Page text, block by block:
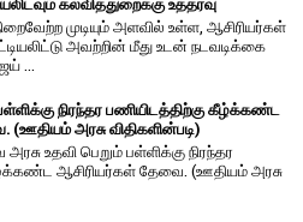
முடியும் அளவில் உள்ள, ஆசிரியர்கள்
அவற்றின் மீது உடன் நடவடிக்கை
...
நிரந்தர பணியிடத்திற்கு கீழ்க்கண்ட
அரசு விதிகளின்படி)
உதவி பெறும் பள்ளிக்கு நிரந்தர
ஆசிரியர்கள் தேவை. (ஊதியம் அரசு